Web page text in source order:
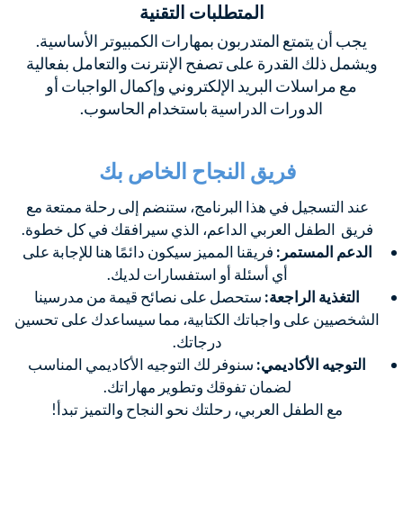
المتطلبات التقنية
يجب أن يتمتع المتدربون بمهارات الكمبيوتر الأساسية.
ويشمل ذلك القدرة على تصفح الإنترنت والتعامل بفعالية
مع مراسلات البريد الإلكتروني وإكمال الواجبات أو
الدورات الدراسية باستخدام الحاسوب.
فريق النجاح الخاص بك
عند التسجيل في هذا البرنامج، ستنضم إلى رحلة ممتعة مع
فريق الطفل العربي الداعم، الذي سيرافقك في كل خطوة.
الدعم المستمر: فريقنا المميز سيكون دائمًا هنا للإجابة على
أي أسئلة أو استفسارات لديك.
التغذية الراجعة: ستحصل على نصائح قيمة من مدرسينا
الشخصيين على واجباتك الكتابية، مما سيساعدك على تحسين
درجاتك.
التوجيه الأكاديمي: سنوفر لك التوجيه الأكاديمي المناسب
لضمان تفوقك وتطوير مهاراتك.
مع الطفل العربي، رحلتك نحو النجاح والتميز تبدأ!